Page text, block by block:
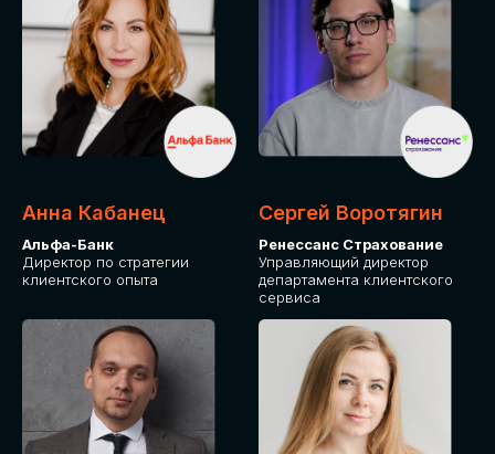
Анна Кабанец
Альфа-Банк
Директор по стратегии
клиентского опыта
Сергей Воротягин
Ренессанс Страхование
Управляющий директор
департамента клиентского
сервиса
СТОИМОСТЬ
УЧАСТИЯ